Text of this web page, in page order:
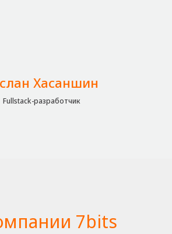
Хасаншин
Fullstack-разработчик
7bits